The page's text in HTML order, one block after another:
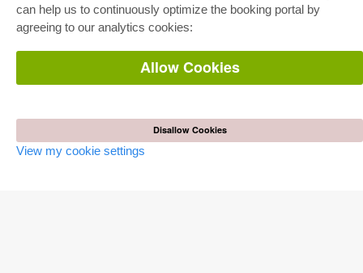
can help us to continuously optimize the booking portal by
agreeing to our analytics cookies:
Allow Cookies
Disallow Cookies
View my cookie settings
Frequently Asked Questions (FAQ)
Publish dissertation